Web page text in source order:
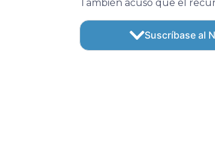
También acusó que el
Suscríbase al